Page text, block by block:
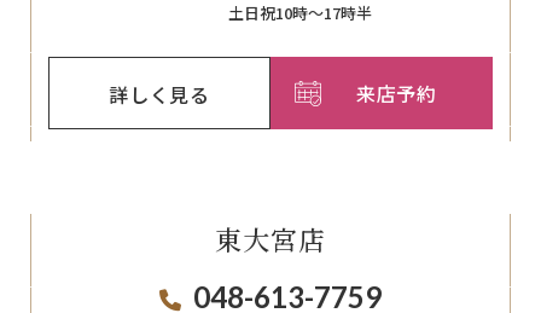
土日祝10時～17時半
詳しく見る 来店予約
東大宮店
048-613-7759